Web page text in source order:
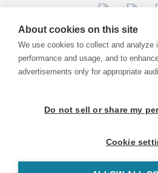
© 1999-2026 BrainPOP. Todos
About cookies on this site
We use cookies to collect and analyze
performance and usage, and to
advertisements only for appropriate
Do not sell or share my
Cookie